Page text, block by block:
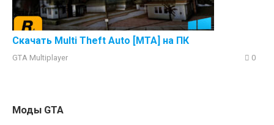
Скачать Multi Theft Auto [MTA] на ПК
GTA Multiplayer 0
Моды GTA